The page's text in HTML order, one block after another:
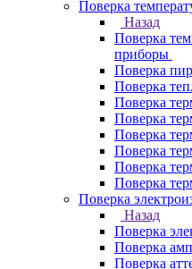
Поверка
Назад
Поверка
приборы
Поверка
Поверка
Поверка
Поверка
Поверка
Поверка
Поверка
Поверка
Поверка
Назад
Поверка
Поверка
Поверка